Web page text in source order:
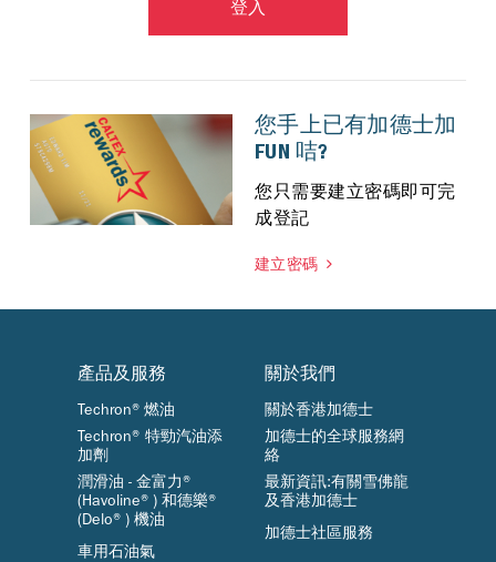
登入
您手上已有加德士加
FUN 咭?
您只需要建立密碼即可完
成登記
建立密碼
產品及服務
Techron®燃油
Techron® 特勁汽油添
加劑
潤滑油 - 金富力®
(Havoline®) 和德樂®
(Delo®) 機油
車用石油氣
關於我們
關於香港加德士
加德士的全球服務網
絡
最新資訊:有關雪佛龍
及香港加德士
加德士社區服務